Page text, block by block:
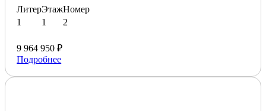
Литер
1
Этаж
1
Номер
2
9 964 950 ₽
Подробнее